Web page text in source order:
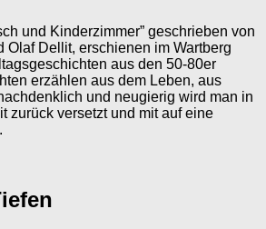
und Kinderzimmer” geschrieben von
Olaf Dellit, erschienen im Wartberg
aus den 50-80er
erzählen aus dem Leben, aus
und neugierig wird man in
zurück versetzt und mit auf eine